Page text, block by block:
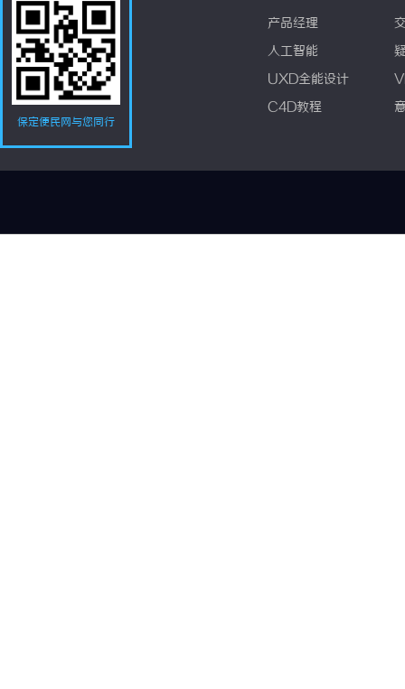
保定便民网与您同行
产品经理
人工智能
UXD全能设计
C4D教程